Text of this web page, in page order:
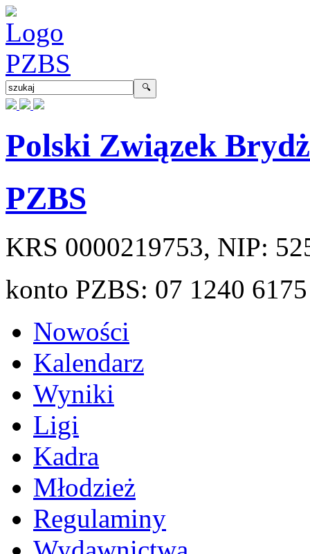
Polski Związek
PZBS
KRS 0000219753, NIP:
konto PZBS: 07 1240
Nowości
Kalendarz
Wyniki
Ligi
Kadra
Młodzież
Regulaminy